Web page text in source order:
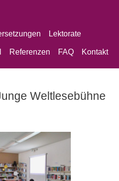
Lektorate
Referenzen FAQ Kontakt
Weltlesebühne